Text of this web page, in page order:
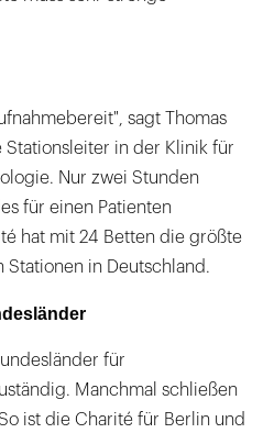
sagt Thomas
in der Klinik für
Nur zwei Stunden
für einen Patienten
hat mit 24 Betten die größte
Stationen in Deutschland.
für
Manchmal schließen
ist die Charité für Berlin und